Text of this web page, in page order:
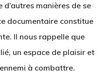
manières de se
documentaire constitue
Il nous rappelle que
un espace de plaisir et
à combattre.